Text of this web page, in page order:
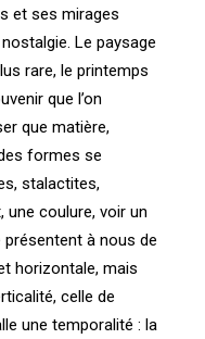
et ses mirages
Le paysage
rare, le printemps
que l’on
que matière,
formes se
stalactites,
coulure, voir un
à nous de
horizontale, mais
celle de
une temporalité : la